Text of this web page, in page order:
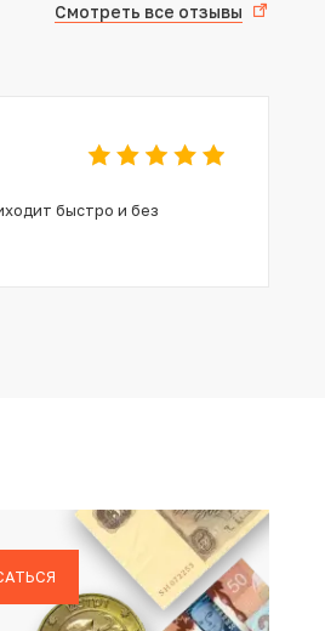
Смотреть все отзывы
быстро и без